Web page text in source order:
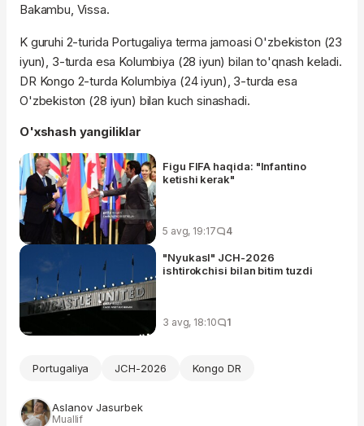
Bakambu, Vissa.
K guruhi 2-turida Portugaliya terma jamoasi O'zbekiston (23
iyun), 3-turda esa Kolumbiya (28 iyun) bilan to'qnash keladi.
DR Kongo 2-turda Kolumbiya (24 iyun), 3-turda esa
O'zbekiston (28 iyun) bilan kuch sinashadi.
O'xshash yangiliklar
Figu FIFA haqida: "Infantino
ketishi kerak"
5 avg, 19:17 4
"Nyukasl" JCH-2026
ishtirokchisi bilan bitim tuzdi
3 avg, 18:10 1
Portugaliya JCH-2026 Kongo DR
Aslanov Jasurbek
Muallif